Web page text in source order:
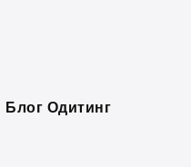
Блог Одитинг